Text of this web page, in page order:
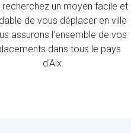
recherchez un moyen facile et
de vous déplacer en ville
assurons l'ensemble de vos
dans tous le pays
d'Aix.